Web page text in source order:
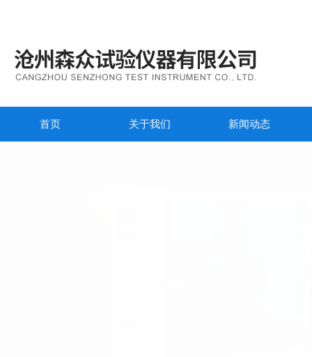
首页 关于我们 新闻动态